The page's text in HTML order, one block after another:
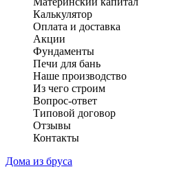
Калькулятор
Оплата и доставка
Акции
Фундаменты
Печи для бань
Наше производство
Из чего строим
Вопрос-ответ
Типовой договор
Отзывы
Контакты
Дома из бруса